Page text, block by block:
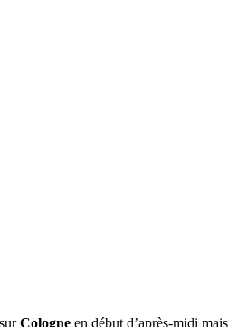
Cologne en début d’après-midi